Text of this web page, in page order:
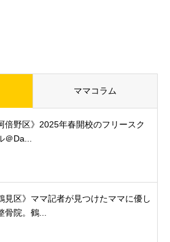
ママコラム
倍野区》2025年春開校のフリースク
＠Da...
見区》ママ記者が見つけたママに優し
骨院。鶴...